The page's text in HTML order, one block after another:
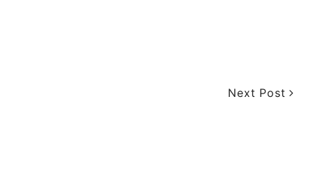
Next Post